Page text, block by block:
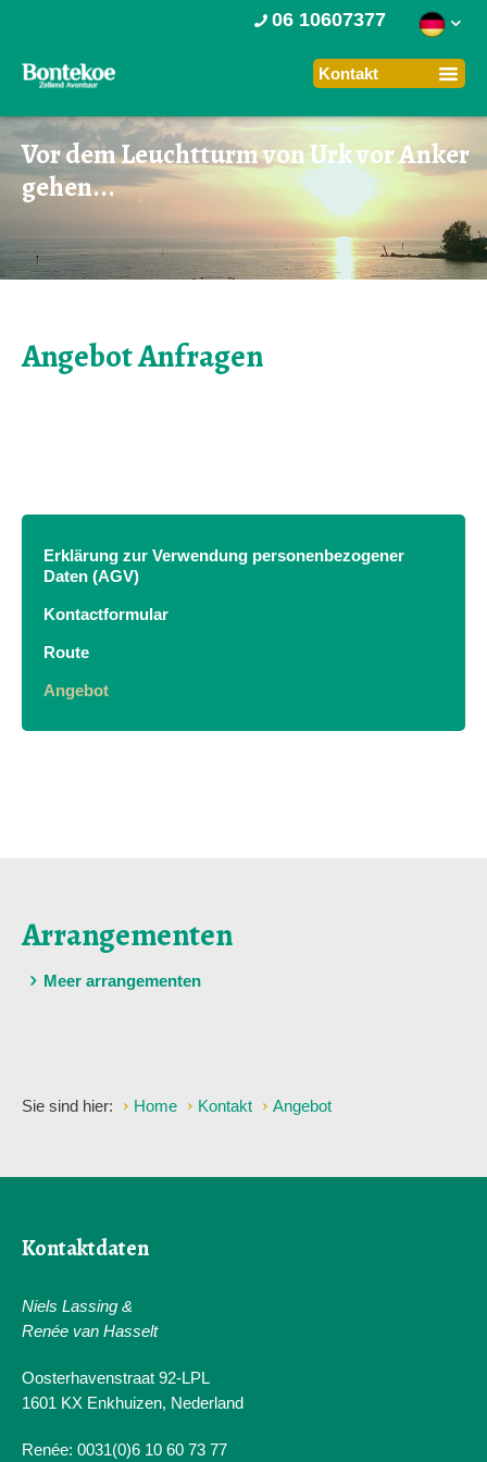
06 10607377
Vor dem Leuchtturm von Urk vor Anker
gehen...
Angebot Anfragen
Erklärung zur Verwendung personenbezogener
Daten (AGV)
Kontactformular
Route
Angebot
Arrangementen
Meer arrangementen
Sie sind hier: Home Kontakt Angebot
Kontaktdaten
Niels Lassing &
Renée van Hasselt
Oosterhavenstraat 92-LPL
1601 KX Enkhuizen, Nederland
Renée: 0031(0)6 10 60 73 77